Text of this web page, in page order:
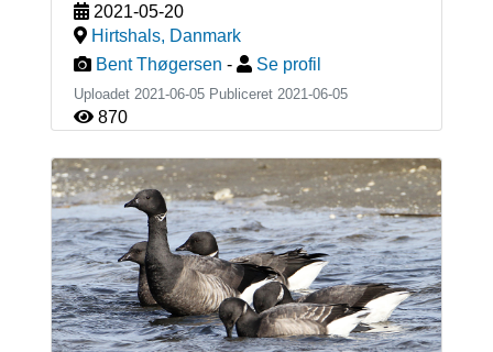
2021-05-20
Hirtshals, Danmark
Bent Thøgersen - Se profil
Uploadet 2021-06-05 Publiceret 2021-06-05
870